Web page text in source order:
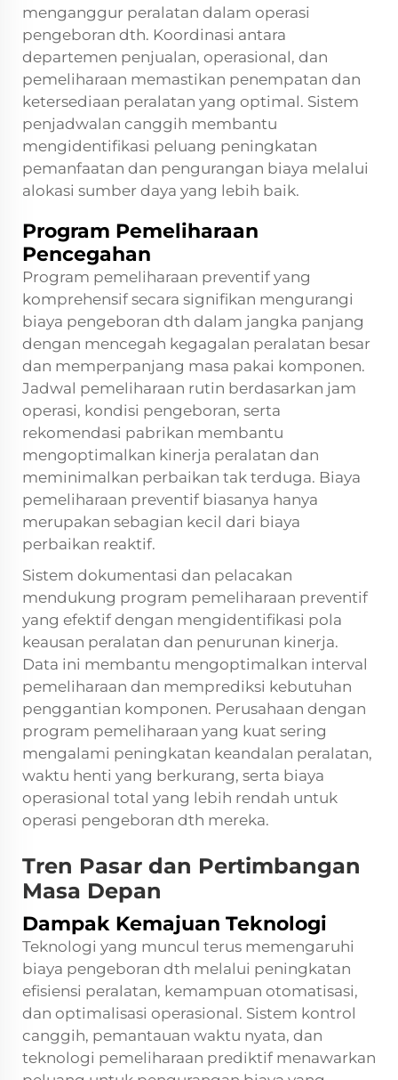
menganggur peralatan dalam operasi
pengeboran dth. Koordinasi antara
departemen penjualan, operasional, dan
pemeliharaan memastikan penempatan dan
ketersediaan peralatan yang optimal. Sistem
penjadwalan canggih membantu
mengidentifikasi peluang peningkatan
pemanfaatan dan pengurangan biaya melalui
alokasi sumber daya yang lebih baik.
Program Pemeliharaan
Pencegahan
Program pemeliharaan preventif yang
komprehensif secara signifikan mengurangi
biaya pengeboran dth dalam jangka panjang
dengan mencegah kegagalan peralatan besar
dan memperpanjang masa pakai komponen.
Jadwal pemeliharaan rutin berdasarkan jam
operasi, kondisi pengeboran, serta
rekomendasi pabrikan membantu
mengoptimalkan kinerja peralatan dan
meminimalkan perbaikan tak terduga. Biaya
pemeliharaan preventif biasanya hanya
merupakan sebagian kecil dari biaya
perbaikan reaktif.
Sistem dokumentasi dan pelacakan
mendukung program pemeliharaan preventif
yang efektif dengan mengidentifikasi pola
keausan peralatan dan penurunan kinerja.
Data ini membantu mengoptimalkan interval
pemeliharaan dan memprediksi kebutuhan
penggantian komponen. Perusahaan dengan
program pemeliharaan yang kuat sering
mengalami peningkatan keandalan peralatan,
waktu henti yang berkurang, serta biaya
operasional total yang lebih rendah untuk
operasi pengeboran dth mereka.
Tren Pasar dan Pertimbangan
Masa Depan
Dampak Kemajuan Teknologi
Teknologi yang muncul terus memengaruhi
biaya pengeboran dth melalui peningkatan
efisiensi peralatan, kemampuan otomatisasi,
dan optimalisasi operasional. Sistem kontrol
canggih, pemantauan waktu nyata, dan
teknologi pemeliharaan prediktif menawarkan